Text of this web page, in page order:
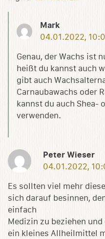
Mark
04.01.2022,
Genau, der Wachs ist
heißt du kannst auch
gibt auch
Carnaubawachs oder
kannst du auch Shea-
verwenden.
Peter Wieser
04.01.2022,
Es sollten viel mehr
sich darauf besinnen,
einfach
Medizin zu beziehen
ein kleines Allheilmittel